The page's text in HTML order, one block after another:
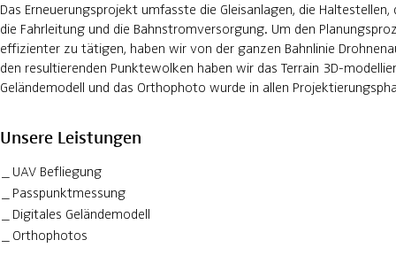
Das Erneuerungsprojekt umfasste die Gleisanlagen, die Haltestellen,
die Fahrleitung und die Bahnstromversorgung. Um den
effizienter zu tätigen, haben wir von der ganzen Bahnlinie
den resultierenden Punktewolken haben wir das Terrain 3D-
Geländemodell und das Orthophoto wurde in allen
Unsere Leistungen
UAV Befliegung
Passpunktmessung
Digitales Geländemodell
Orthophotos